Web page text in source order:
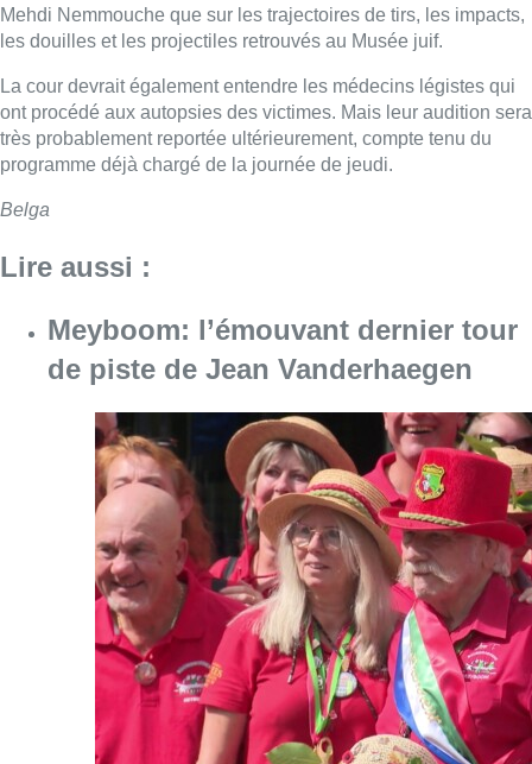
Mehdi Nemmouche que sur les trajectoires de tirs, les impacts,
les douilles et les projectiles retrouvés au Musée juif.
La cour devrait également entendre les médecins légistes qui
ont procédé aux autopsies des victimes. Mais leur audition sera
très probablement reportée ultérieurement, compte tenu du
programme déjà chargé de la journée de jeudi.
Belga
Lire aussi :
Meyboom: l’émouvant dernier tour
de piste de Jean Vanderhaegen